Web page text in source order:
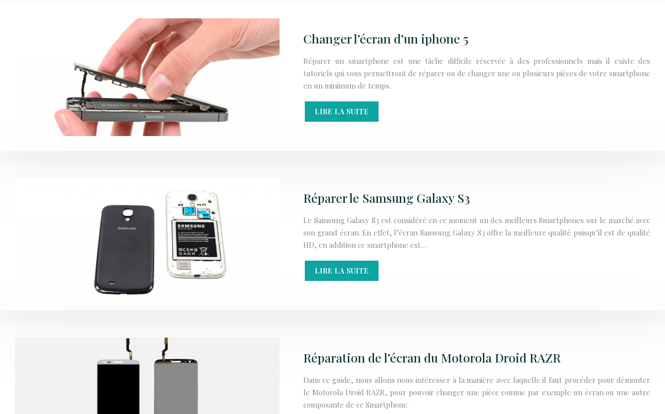
Changer l’écran d’un iphone 5
Réparer un smartphone est une tâche difficile réservée à des professionnels mais il existe des
tutoriels qui vous permettront de réparer ou de changer une ou plusieurs pièces de votre smartphone
en un minimum de temps.
LIRE LA SUITE
Réparer le Samsung Galaxy S3
Le Samsung Galaxy S3 est considéré en ce moment un des meilleurs Smartphones sur le marché avec
son grand écran. En effet, l’écran Samsung Galaxy S3 offre la meilleure qualité puisqu’il est de qualité
HD, en addition ce smartphone est…
LIRE LA SUITE
Réparation de l’écran du Motorola Droid RAZR
Dans ce guide, nous allons nous intéresser à la manière avec laquelle il faut procéder pour démonter
le Motorola Droid RAZR, pour pouvoir changer une pièce comme par exemple un écran ou une autre
composante de ce Smartphone.